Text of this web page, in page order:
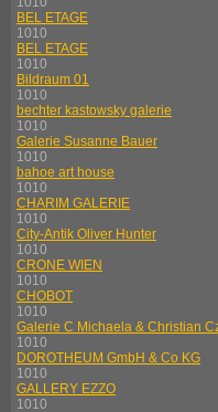
BEL ETAGE
1010
BEL ETAGE
1010
Bildraum 01
1010
bechter kastowsky galerie
1010
Galerie Susanne Bauer
1010
bahoe art house
1010
CHARIM GALERIE
1010
City-Antik Oliver Hunter
1010
CRONE WIEN
1010
CHOBOT
1010
Galerie C Michaela & Christian
1010
DOROTHEUM GmbH & Co KG
1010
GALLERY EZZO
1010